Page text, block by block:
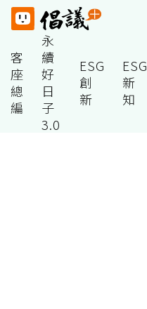
客
座
總
編
永
續
好
日
子
3.0
ESG
創
新
ESG
新
知